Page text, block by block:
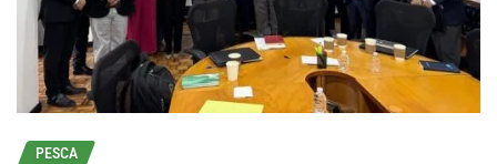
PESCA